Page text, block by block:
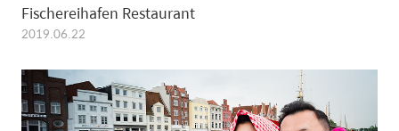
Fischereihafen Restaurant
2019.06.22